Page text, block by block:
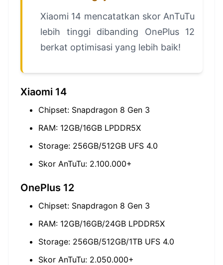
Xiaomi 14 mencatatkan skor AnTuTu
lebih tinggi dibanding OnePlus 12
berkat optimisasi yang lebih baik!
Xiaomi 14
Chipset: Snapdragon 8 Gen 3
RAM: 12GB/16GB LPDDR5X
Storage: 256GB/512GB UFS 4.0
Skor AnTuTu: 2.100.000+
OnePlus 12
Chipset: Snapdragon 8 Gen 3
RAM: 12GB/16GB/24GB LPDDR5X
Storage: 256GB/512GB/1TB UFS 4.0
Skor AnTuTu: 2.050.000+